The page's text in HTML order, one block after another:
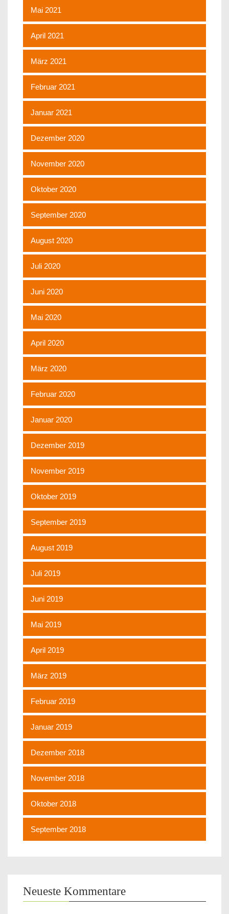
Mai 2021
April 2021
März 2021
Februar 2021
Januar 2021
Dezember 2020
November 2020
Oktober 2020
September 2020
August 2020
Juli 2020
Juni 2020
Mai 2020
April 2020
März 2020
Februar 2020
Januar 2020
Dezember 2019
November 2019
Oktober 2019
September 2019
August 2019
Juli 2019
Juni 2019
Mai 2019
April 2019
März 2019
Februar 2019
Januar 2019
Dezember 2018
November 2018
Oktober 2018
September 2018
Neueste Kommentare